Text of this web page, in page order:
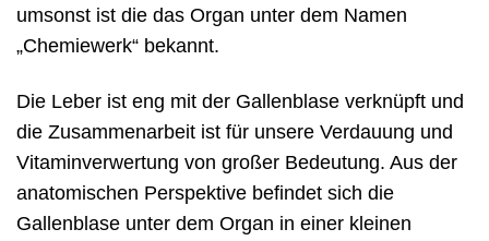
umsonst ist die das Organ unter dem Namen
„Chemiewerk“ bekannt.
Die Leber ist eng mit der Gallenblase verknüpft und
die Zusammenarbeit ist für unsere Verdauung und
Vitaminverwertung von großer Bedeutung. Aus der
anatomischen Perspektive befindet sich die
Gallenblase unter dem Organ in einer kleinen